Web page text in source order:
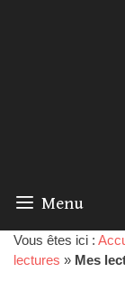
Menu
Vous êtes ici :
lectures » Mes